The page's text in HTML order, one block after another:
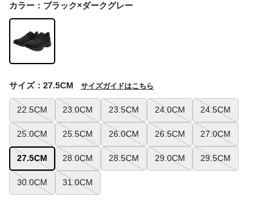
カラー：ブラック×ダークグレー
22.5CM 23.0CM 23.5CM 24.0CM 24.5CM
25.0CM 25.5CM 26.0CM 26.5CM 27.0CM
27.5CM 28.0CM 28.5CM 29.0CM 29.5CM
30.0CM 31.0CM
サイズ：27.5CM サイズガイドはこちら